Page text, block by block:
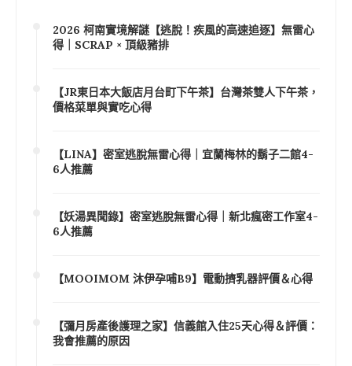
2026 柯南實境解謎【逃脫！疾風的高速追逐】無雷心
得｜SCRAP × 頂級豬排
【JR東日本大飯店月台町下午茶】台灣茶雙人下午茶，
價格菜單與實吃心得
【LINA】密室逃脫無雷心得｜宜蘭梅林的鬍子二館4-
6人推薦
【妖湯異聞錄】密室逃脫無雷心得｜新北瘋密工作室4-
6人推薦
【MOOIMOM 沐伊孕哺B9】電動擠乳器評價＆心得
【彌月房產後護理之家】信義館入住25天心得＆評價：
我會推薦的原因